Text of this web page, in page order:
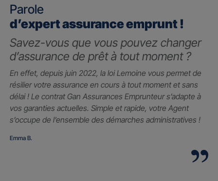
Parole
d’expert assurance emprunt !
Savez-vous que vous pouvez changer
d’assurance de prêt à tout moment ?
En effet, depuis juin 2022, la loi Lemoine vous permet de
résilier votre assurance en cours à tout moment et sans
délai ! Le contrat Gan Assurances Emprunteur s’adapte à
vos garanties actuelles. Simple et rapide, votre Agent
s’occupe de l’ensemble des démarches administratives !
Emma B.